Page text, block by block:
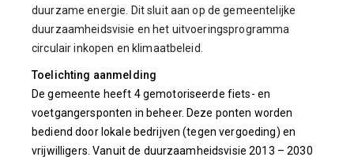
duurzame energie. Dit sluit aan op de gemeentelijke
duurzaamheidsvisie en het uitvoeringsprogramma
circulair inkopen en klimaatbeleid.
Toelichting aanmelding
De gemeente heeft 4 gemotoriseerde fiets- en
voetgangersponten in beheer. Deze ponten worden
bediend door lokale bedrijven (tegen vergoeding) en
vrijwilligers. Vanuit de duurzaamheidsvisie 2013 – 2030